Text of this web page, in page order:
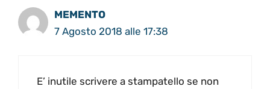
MEMENTO
7 Agosto 2018 alle 17:38
E’ inutile scrivere a stampatello se non